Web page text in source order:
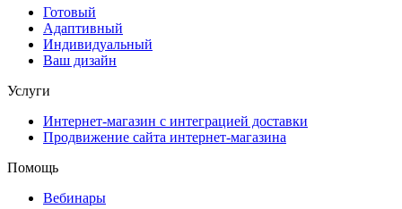
Готовый
Адаптивный
Индивидуальный
Ваш дизайн
Услуги
Интернет-магазин с интеграцией доставки
Продвижение сайта интернет-магазина
Помощь
Вебинары